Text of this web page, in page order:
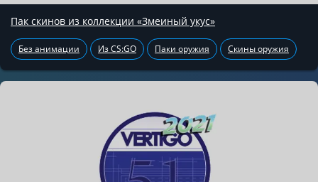
Пак скинов из коллекции «Змеиный укус»
Без анимации Из CS:GO Паки оружия Скины оружия